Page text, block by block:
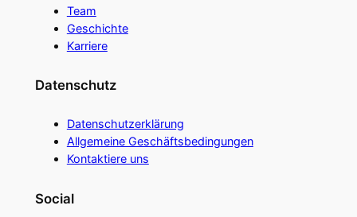
Team
Geschichte
Karriere
Datenschutz
Datenschutzerklärung
Allgemeine Geschäftsbedingungen
Kontaktiere uns
Social